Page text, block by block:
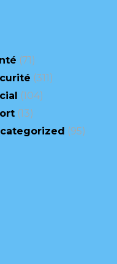
(71)
(311)
(104)
(13)
(95)